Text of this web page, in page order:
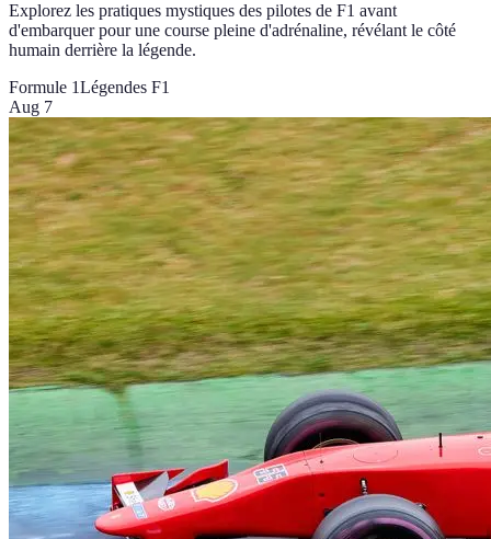
Explorez les pratiques mystiques des pilotes de F1 avant
d'embarquer pour une course pleine d'adrénaline, révélant le côté
humain derrière la légende.
Formule 1Légendes F1
Aug 7